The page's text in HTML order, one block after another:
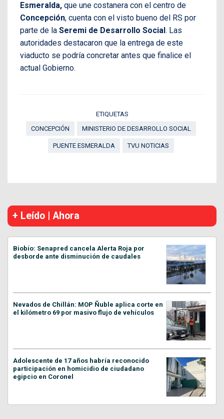
Esmeralda, que une costanera con el centro de
Concepción, cuenta con el visto bueno del RS por
parte de la Seremi de Desarrollo Social. Las
autoridades destacaron que la entrega de este
viaducto se podría concretar antes que finalice el
actual Gobierno.
ETIQUETAS
CONCEPCIÓN
MINISTERIO DE DESARROLLO SOCIAL
PUENTE ESMERALDA TVU NOTICIAS
+ Leído | Ahora
Biobío: Senapred cancela Alerta Roja por
desborde ante disminución de caudales
Nevados de Chillán: MOP Ñuble aplica corte en
el kilómetro 69 por masivo flujo de vehículos
Adolescente de 17 años habría reconocido
participación en homicidio de ciudadano
egipcio en Coronel